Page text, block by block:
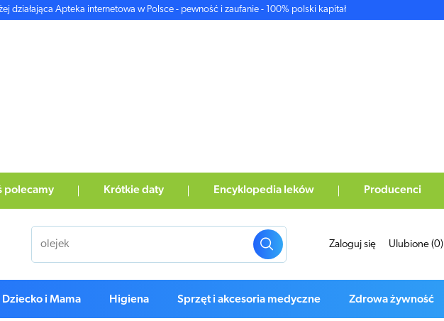
działająca Apteka internetowa w Polsce - pewność i zaufanie - 100% polski kapitał
polecamy Krótkie daty Encyklopedia leków Producenci
Zaloguj się Ulubione (0)
Dziecko i Mama Higiena Sprzęt i akcesoria medyczne Zdrowa żywność